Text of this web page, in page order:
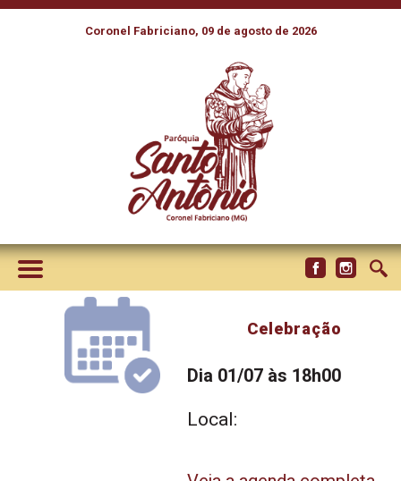
Coronel Fabriciano, 09 de agosto de 2026
Celebração
Dia 01/07 às 18h00
Local: